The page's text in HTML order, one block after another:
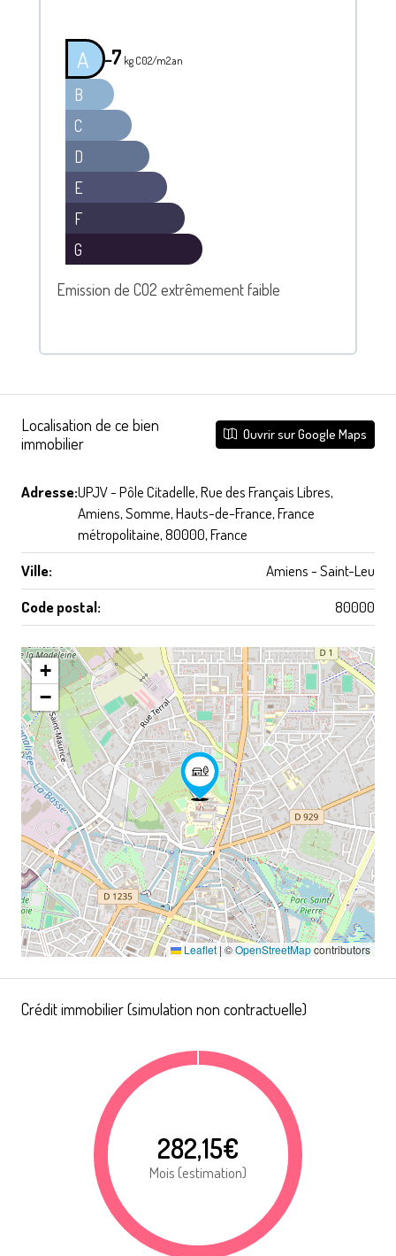
A ━7 kg C02/m2.an
B
C
D
E
F
G
Emission de CO2 extrêmement faible
Localisation de ce bien
immobilier
Ouvrir sur Google Maps
Adresse:UPJV - Pôle Citadelle, Rue des Français Libres,
Amiens, Somme, Hauts-de-France, France
métropolitaine, 80000, France
Ville:
Amiens - Saint-Leu
Code postal:
80000
+
−
Leaflet | ©OpenStreetMapcontributors
Crédit immobilier (simulation non contractuelle)
282,15€
Mois (estimation)